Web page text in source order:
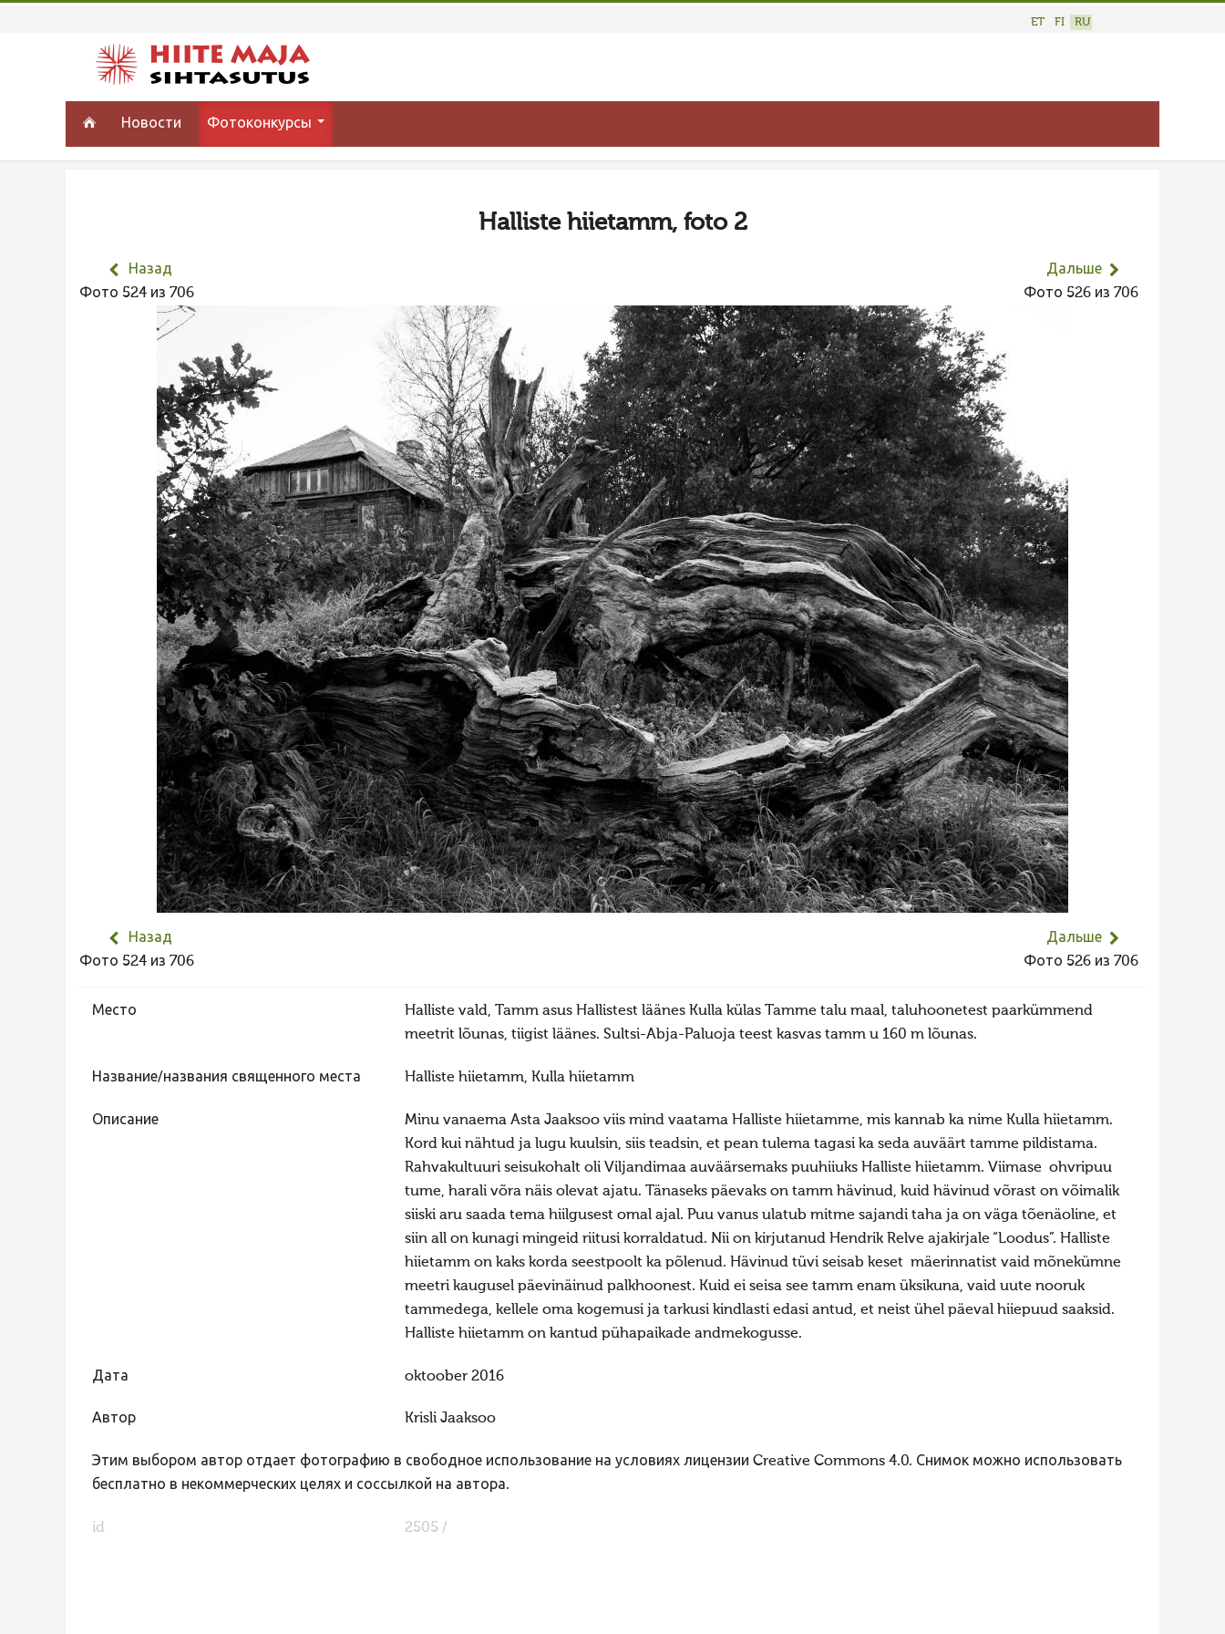
ET FI RU
Новости Фотоконкурсы
Halliste hiietamm, foto 2
Назад
Фото 524 из 706
Дальше
Фото 526 из 706
Назад
Фото 524 из 706
Дальше
Фото 526 из 706
Место
Halliste vald, Tamm asus Hallistest läänes Kulla külas Tamme talu maal, taluhoonetest paarkümmend
meetrit lõunas, tiigist läänes. Sultsi-Abja-Paluoja teest kasvas tamm u 160 m lõunas.
Название/названия священного места Halliste hiietamm, Kulla hiietamm
Описание
Minu vanaema Asta Jaaksoo viis mind vaatama Halliste hiietamme, mis kannab ka nime Kulla hiietamm.
Kord kui nähtud ja lugu kuulsin, siis teadsin, et pean tulema tagasi ka seda auväärt tamme pildistama.
Rahvakultuuri seisukohalt oli Viljandimaa auväärsemaks puuhiiuks Halliste hiietamm. Viimase ohvripuu
tume, harali võra näis olevat ajatu. Tänaseks päevaks on tamm hävinud, kuid hävinud võrast on võimalik
siiski aru saada tema hiilgusest omal ajal. Puu vanus ulatub mitme sajandi taha ja on väga tõenäoline, et
siin all on kunagi mingeid riitusi korraldatud. Nii on kirjutanud Hendrik Relve ajakirjale “Loodus”. Halliste
hiietamm on kaks korda seestpoolt ka põlenud. Hävinud tüvi seisab keset mäerinnatist vaid mõnekümne
meetri kaugusel päevinäinud palkhoonest. Kuid ei seisa see tamm enam üksikuna, vaid uute nooruk
tammedega, kellele oma kogemusi ja tarkusi kindlasti edasi antud, et neist ühel päeval hiiepuud saaksid.
Halliste hiietamm on kantud pühapaikade andmekogusse.
Дата oktoober 2016
Автор Krisli Jaaksoo
Этим выбором автор отдает фотографию в свободное использование на условиях лицензии Creative Commons 4.0. Снимок можно использовать
бесплатно в некоммерческих целях и соссылкой на автора.
id 2505 /